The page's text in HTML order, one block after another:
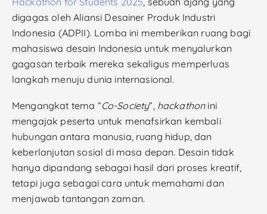
digagas oleh Aliansi Desainer Produk Industri
Indonesia (ADPII). Lomba ini memberikan ruang bagi
mahasiswa desain Indonesia untuk menyalurkan
gagasan terbaik mereka sekaligus memperluas
langkah menuju dunia internasional.
Mengangkat tema “Co-Society”, hackathonini
mengajak peserta untuk menafsirkan kembali
hubungan antara manusia, ruang hidup, dan
keberlanjutan sosial di masa depan. Desain tidak
hanya dipandang sebagai hasil dari proses kreatif,
tetapi juga sebagai cara untuk memahami dan
menjawab tantangan zaman.